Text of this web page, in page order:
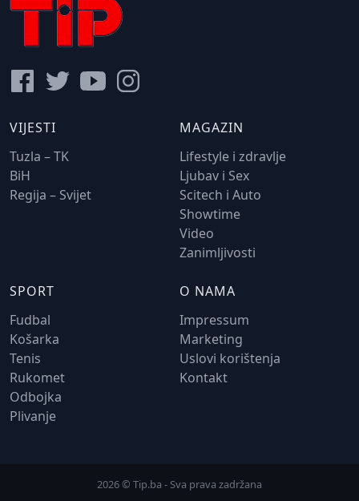
VIJESTI
Tuzla – TK
BiH
Regija – Svijet
MAGAZIN
Lifestyle i zdravlje
Ljubav i Sex
Scitech i Auto
Showtime
Video
Zanimljivosti
SPORT
Fudbal
Košarka
Tenis
Rukomet
Odbojka
Plivanje
O NAMA
Impressum
Marketing
Uslovi korištenja
Kontakt
2026 © Tip.ba - Sva prava zadržana